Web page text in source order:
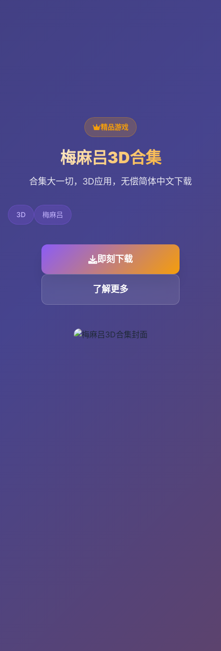
精品游戏
梅麻吕3D合集
合集大一切，3D应用，无偿简体中文下载
3D 梅麻吕
即刻下载
了解更多